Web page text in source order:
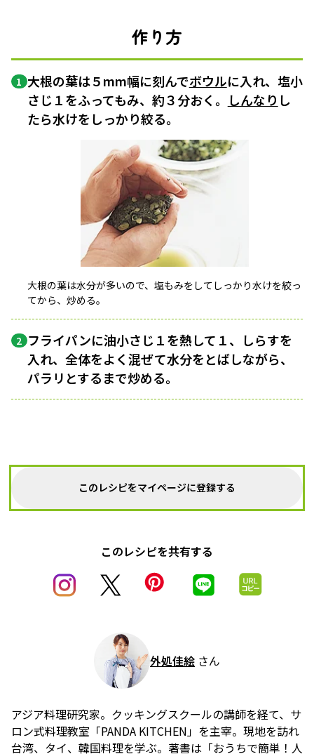
作り方
1 大根の葉は５mm幅に刻んでボウルに入れ、塩小
さじ１をふってもみ、約３分おく。 しんなり し
たら水けをしっかり絞る。
大根の葉は水分が多いので、塩もみをしてしっかり水けを絞っ
てから、炒める。
2 フライパンに油小さじ１を熱して１、しらすを
入れ、全体をよく混ぜて水分をとばしながら、
パラリとするまで炒める。
このレシピをマイページに登録する
このレシピを共有する
外処佳絵 さん
アジア料理研究家。クッキングスクールの講師を経て、サ
ロン式料理教室「PANDA KITCHEN」を主宰。現地を訪れ
台湾、タイ、韓国料理を学ぶ。著書は「おうちで簡単！人